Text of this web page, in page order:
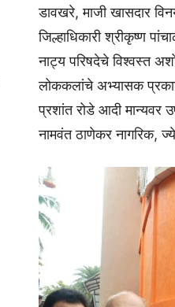
डावखरे, माजी खासदार
जिल्हाधिकारी श्रीकृष्ण
नाट्य परिषदेचे विश्वस्त
लोककलांचे अभ्यासक
प्रशांत रोडे आदी मान्यवर
नामवंत ठाणेकर नागरिक,